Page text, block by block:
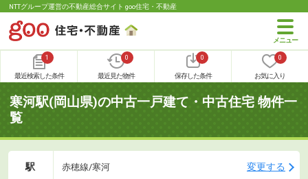
NTTグループ運営の不動産総合サイト goo住宅・不動産
1
最近検索した条件
0
最近見た物件
0
保存した条件
0
お気に入り
寒河駅(岡山県)の中古一戸建て・中古住宅 物件一
覧
駅 赤穂線/寒河 変更する